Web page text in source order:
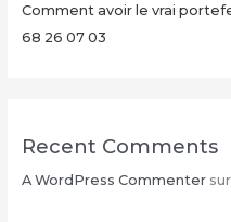
Comment avoir le vrai
68 26 07 03
Recent Comments
A WordPress Commentersur